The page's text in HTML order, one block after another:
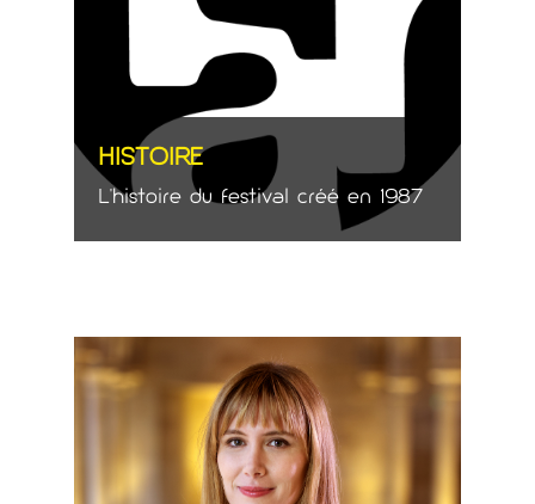
HISTOIRE
L'histoire du festival créé en 1987